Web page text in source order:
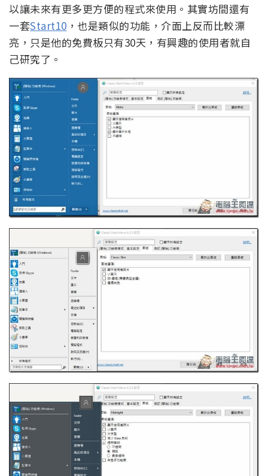
以讓未來有更多更方便的程式來使用。其實坊間還有
一套Start10 ，也是類似的功能，介面上反而比較漂
亮，只是他的免費板只有30天，有興趣的使用者就自
己研究了。